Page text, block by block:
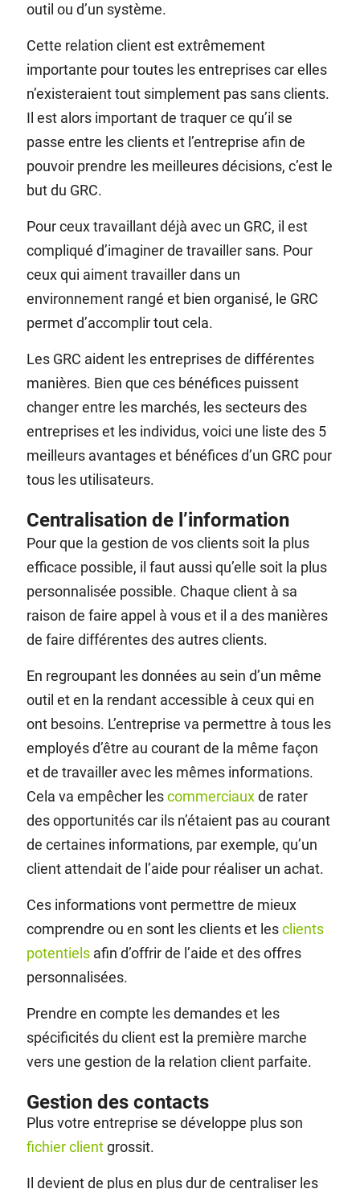
outil ou d’un système.
Cette relation client est extrêmement
importante pour toutes les entreprises car elles
n’existeraient tout simplement pas sans clients.
Il est alors important de traquer ce qu’il se
passe entre les clients et l’entreprise afin de
pouvoir prendre les meilleures décisions, c’est le
but du GRC.
Pour ceux travaillant déjà avec un GRC, il est
compliqué d’imaginer de travailler sans. Pour
ceux qui aiment travailler dans un
environnement rangé et bien organisé, le GRC
permet d’accomplir tout cela.
Les GRC aident les entreprises de différentes
manières. Bien que ces bénéfices puissent
changer entre les marchés, les secteurs des
entreprises et les individus, voici une liste des 5
meilleurs avantages et bénéfices d’un GRC pour
tous les utilisateurs.
Centralisation de l’information
Pour que la gestion de vos clients soit la plus
efficace possible, il faut aussi qu’elle soit la plus
personnalisée possible. Chaque client à sa
raison de faire appel à vous et il a des manières
de faire différentes des autres clients.
En regroupant les données au sein d’un même
outil et en la rendant accessible à ceux qui en
ont besoins. L’entreprise va permettre à tous les
employés d’être au courant de la même façon
et de travailler avec les mêmes informations.
Cela va empêcher lescommerciauxde rater
des opportunités car ils n’étaient pas au courant
de certaines informations, par exemple, qu’un
client attendait de l’aide pour réaliser un achat.
Ces informations vont permettre de mieux
comprendre ou en sont les clients et lesclients
potentiels afin d’offrir de l’aide et des offres
personnalisées.
Prendre en compte les demandes et les
spécificités du client est la première marche
vers une gestion de la relation client parfaite.
Gestion des contacts
Plus votre entreprise se développe plus son
fichier clientgrossit.
Il devient de plus en plus dur de centraliser les